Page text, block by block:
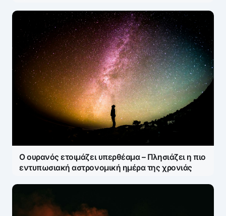
Ο ουρανός ετοιμάζει υπερθέαμα – Πλησιάζει η πιο
εντυπωσιακή αστρονομική ημέρα της χρονιάς